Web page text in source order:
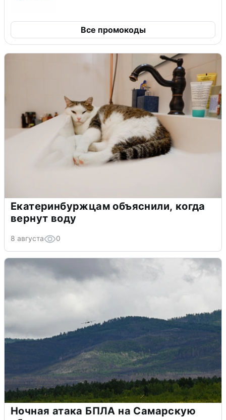
Все промокоды
Екатеринбуржцам объяснили, когда
вернут воду
8 августа 0
Ночная атака БПЛА на Самарскую